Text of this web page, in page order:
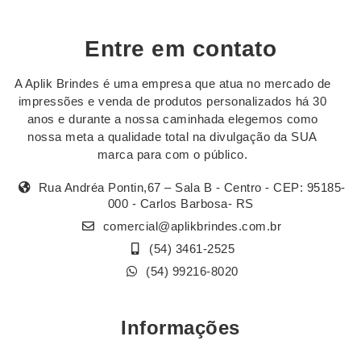
Entre em contato
A Aplik Brindes é uma empresa que atua no mercado de
impressões e venda de produtos personalizados há 30
anos e durante a nossa caminhada elegemos como
nossa meta a qualidade total na divulgação da SUA
marca para com o público.
Rua Andréa Pontin,67 – Sala B - Centro - CEP: 95185-
000 - Carlos Barbosa- RS
comercial@aplikbrindes.com.br
(54) 3461-2525
(54) 99216-8020
Informações